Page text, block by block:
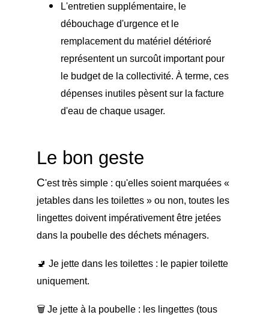
L'entretien supplémentaire, le
débouchage d'urgence et le
remplacement du matériel détérioré
représentent un surcoût important pour
le budget de la collectivité. À terme, ces
dépenses inutiles pèsent sur la facture
d'eau de chaque usager.
Le bon geste
C'est très simple : qu'elles soient marquées «
jetables dans les toilettes » ou non, toutes les
lingettes doivent impérativement être jetées
dans la poubelle des déchets ménagers.
🚽 Je jette dans les toilettes : le papier toilette
uniquement.
🗑️ Je jette à la poubelle : les lingettes (tous